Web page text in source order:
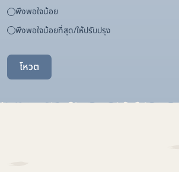
พึงพอใจน้อย
พึงพอใจน้อยที่สุด/ให้ปรับปรุง
โหวต